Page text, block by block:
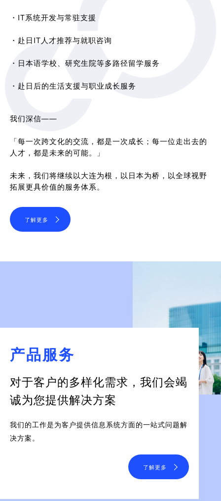
・IT系统开发与常驻支援
・赴日IT人才推荐与就职咨询
・日本语学校、研究生院等多路径留学服务
・赴日后的生活支援与职业成长服务
我们深信——
「每一次跨文化的交流，都是一次成长；每一位走出去的
人才，都是未来的可能。」
未来，我们将继续以大连为根，以日本为桥，以全球视野
拓展更具价值的服务体系。
了解更多
产品服务
对于客户的多样化需求， 我们会竭
诚为您提供解决方案
我们的工作是为客户提供信息系统方面的一站式问题解
决方案。
了解更多